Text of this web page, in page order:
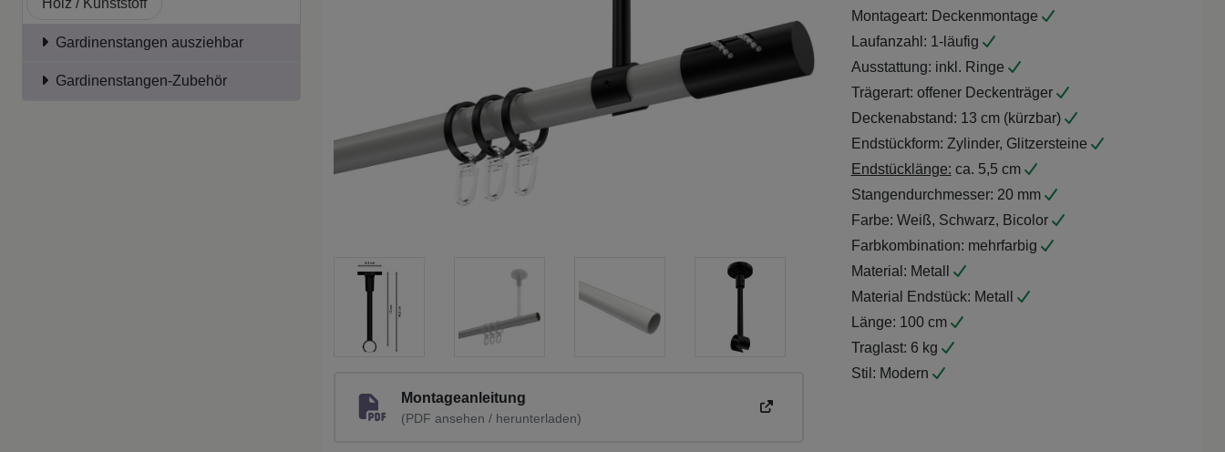
Holz / Kunststoff
Gardinenstangen ausziehbar
Gardinenstangen-Zubehör
Montageanleitung
(PDF ansehen / herunterladen)
Montageart: Deckenmontage
Laufanzahl: 1-läufig
Ausstattung: inkl. Ringe
Trägerart: offener Deckenträger
Deckenabstand: 13 cm (kürzbar)
Endstückform: Zylinder, Glitzersteine
Endstücklänge: ca. 5,5 cm
Stangendurchmesser: 20 mm
Farbe: Weiß, Schwarz, Bicolor
Farbkombination: mehrfarbig
Material: Metall
Material Endstück: Metall
Länge: 100 cm
Traglast: 6 kg
Stil: Modern